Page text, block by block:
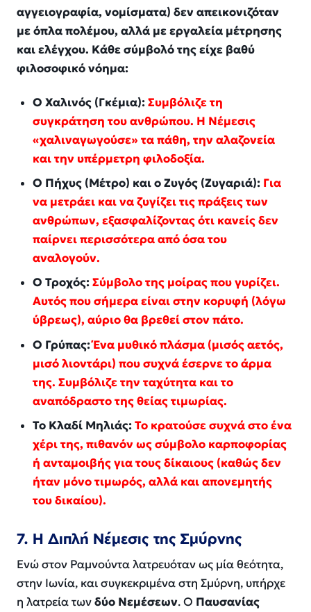
αγγειογραφία, νομίσματα) δεν απεικονιζόταν
με όπλα πολέμου, αλλά με εργαλεία μέτρησης
και ελέγχου. Κάθε σύμβολό της είχε βαθύ
φιλοσοφικό νόημα:
Ο Χαλινός (Γκέμια):Συμβόλιζε τη
συγκράτηση του ανθρώπου. Η Νέμεσις
«χαλιναγωγούσε» τα πάθη, την αλαζονεία
και την υπέρμετρη φιλοδοξία.
Ο Πήχυς (Μέτρο) και ο Ζυγός (Ζυγαριά): Για
να μετράει και να ζυγίζει τις πράξεις των
ανθρώπων, εξασφαλίζοντας ότι κανείς δεν
παίρνει περισσότερα από όσα του
αναλογούν.
Ο Τροχός:Σύμβολο της μοίρας που γυρίζει.
Αυτός που σήμερα είναι στην κορυφή (λόγω
ύβρεως), αύριο θα βρεθεί στον πάτο.
Ο Γρύπας:Ένα μυθικό πλάσμα (μισός αετός,
μισό λιοντάρι) που συχνά έσερνε το άρμα
της. Συμβόλιζε την ταχύτητα και το
αναπόδραστο της θείας τιμωρίας.
Το Κλαδί Μηλιάς:Το κρατούσε συχνά στο ένα
χέρι της, πιθανόν ως σύμβολο καρποφορίας
ή ανταμοιβής για τους δίκαιους (καθώς δεν
ήταν μόνο τιμωρός, αλλά και απονεμητής
του δικαίου).
7. Η Διπλή Νέμεσις της Σμύρνης
Ενώ στον Ραμνούντα λατρευόταν ως μία θεότητα,
στην Ιωνία, και συγκεκριμένα στη Σμύρνη, υπήρχε
η λατρεία τωνδύο Νεμέσεων. Ο Παυσανίας